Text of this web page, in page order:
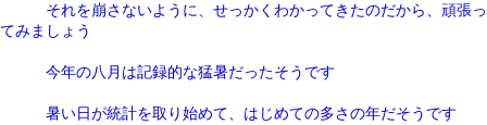
それを崩さないように、せっかくわかってきたのだから、頑張っ
てみましょう
今年の八月は記録的な猛暑だったそうです
暑い日が統計を取り始めて、はじめての多さの年だそうです